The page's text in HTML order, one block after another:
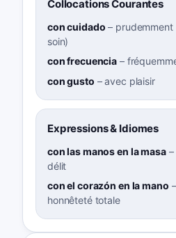
Collocations Courantes
con cuidado – prudemment
soin)
con frecuencia –
con gusto –avec plaisir
Expressions & Idiomes
con las manos en la masa–
délit
con el corazón en la mano –
honnêteté totale